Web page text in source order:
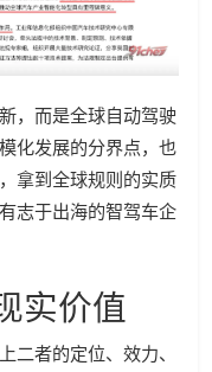
，而是全球自动驾驶
化发展的分界点，也
拿到全球规则的实质
志于出海的智驾车企
实价值
二者的定位、效力、